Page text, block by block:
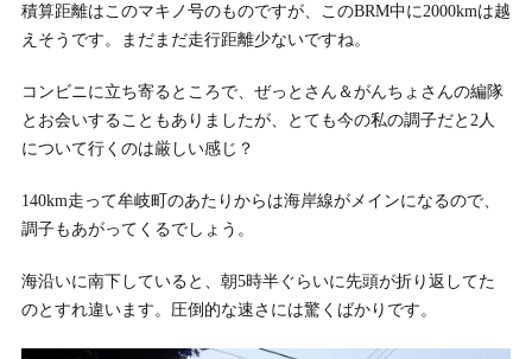
積算距離はこのマキノ号のものですが、このBRM中に2000kmは越
えそうです。まだまだ走行距離少ないですね。
コンビニに立ち寄るところで、ぜっとさん＆がんちょさんの編隊
とお会いすることもありましたが、とても今の私の調子だと2人
について行くのは厳しい感じ？
140km走って牟岐町のあたりからは海岸線がメインになるので、
調子もあがってくるでしょう。
海沿いに南下していると、朝5時半ぐらいに先頭が折り返してた
のとすれ違います。圧倒的な速さには驚くばかりです。